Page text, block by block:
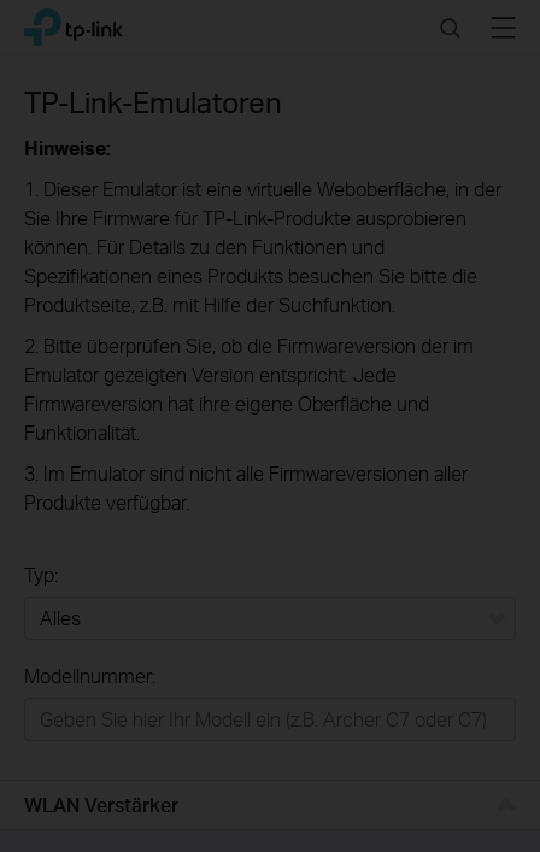
Click
the
navigation
TP-Link, Reliably Smart SearchMenu
TP-Link-Emulatoren
Hinweise:
1. Dieser Emulator ist eine virtuelle Weboberfläche, in der
Sie Ihre Firmware für TP-Link-Produkte ausprobieren
können. Für Details zu den Funktionen und
Spezifikationen eines Produkts besuchen Sie bitte die
Produktseite, z.B. mit Hilfe der Suchfunktion.
2. Bitte überprüfen Sie, ob die Firmwareversion der im
Emulator gezeigten Version entspricht. Jede
Firmwareversion hat ihre eigene Oberfläche und
Funktionalität.
3. Im Emulator sind nicht alle Firmwareversionen aller
Produkte verfügbar.
Typ:
Businessanwender
Modellnummer:
WLAN Verstärker